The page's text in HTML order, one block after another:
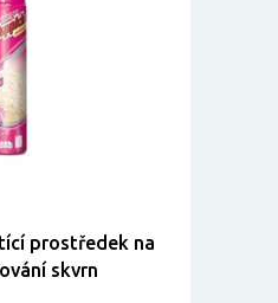
prostředek na
skvrn